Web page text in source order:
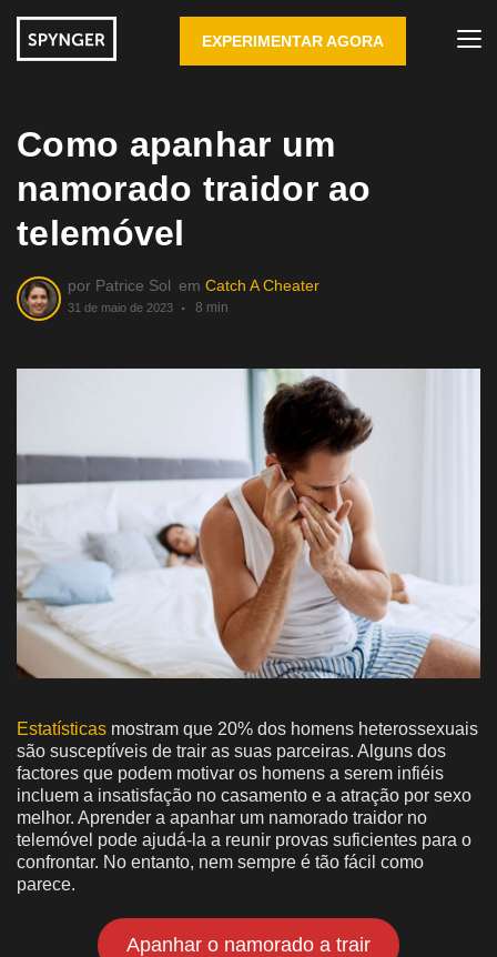
EXPERIMENTAR AGORA
Como apanhar um
namorado traidor ao
telemóvel
por Patrice Sol em Catch A Cheater
31 de maio de 2023 8 min
Estatísticas mostram que 20% dos homens heterossexuais
são susceptíveis de trair as suas parceiras. Alguns dos
factores que podem motivar os homens a serem infiéis
incluem a insatisfação no casamento e a atração por sexo
melhor. Aprender a apanhar um namorado traidor no
telemóvel pode ajudá-la a reunir provas suficientes para o
confrontar. No entanto, nem sempre é tão fácil como
parece.
Apanhar o namorado a trair